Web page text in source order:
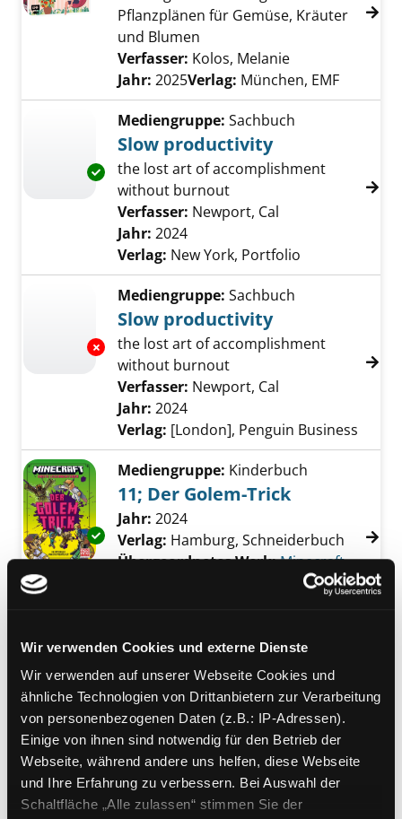
Wir verwenden Cookies und externe Dienste
Wir verwenden auf unserer Webseite Cookies und
ähnliche Technologien von Drittanbietern zur Verarbeitung
von personenbezogenen Daten (z.B.: IP-Adressen).
Einige von ihnen sind notwendig für den Betrieb der
Webseite, während andere uns helfen, diese Webseite
und Ihre Erfahrung zu verbessern. Bei Auswahl der
Schaltfläche „Alle zulassen“ stimmen Sie der
Pflanzplänen für Gemüse, Kräuter
und Blumen
Verfasser: Kolos, Melanie
Jahr: 2025Verlag: München, EMF
Exemplar-Details von Slow productivity
Mediengruppe: Sachbuch
Slow productivity
the lost art of accomplishment
without burnout
Verfasser: Newport, Cal
Jahr: 2024
Verlag: New York, Portfolio
Exemplar-Details von Slow productivity
Mediengruppe: Sachbuch
Slow productivity
the lost art of accomplishment
without burnout
Verfasser: Newport, Cal
Jahr: 2024
Verlag: [London], Penguin Business
Exemplar-Details von 11; Der Golem-Trick
Mediengruppe: Kinderbuch
11; Der Golem-Trick
Suche nach diesem Verfasser
Jahr: 2024
Verlag: Hamburg, Schneiderbuch
Übergeordnetes Werk:Minecraft -
Exemplar-Details von Mein Gartenjahr:
Mediengruppe:Literatur CD
Mein Gartenjahr: Frühling
& Sommer
Hörspiel
Verfasser:Korda, SteffiSuche nach
Jahr:2023
Verlag:Hamburg, Edel Kids
Reihe:Pettersson und Findus,